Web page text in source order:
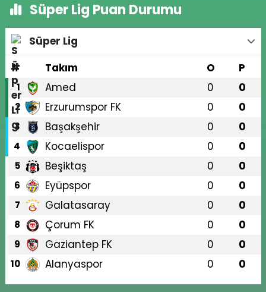
Süper Lig Puan Durumu
Süper Lig
#
Takım O P
1 Amed 0 0
2 Erzurumspor FK 0 0
3 Başakşehir 0 0
4 Kocaelispor 0 0
5 Beşiktaş 0 0
6 Eyüpspor 0 0
7 Galatasaray 0 0
8 Çorum FK 0 0
9 Gaziantep FK 0 0
10 Alanyaspor 0 0